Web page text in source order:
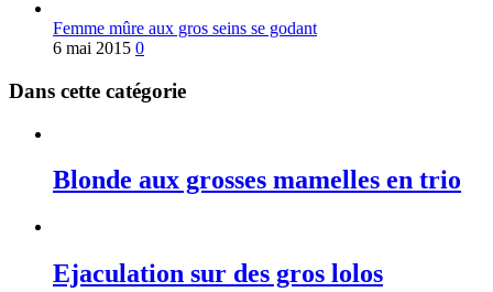
Femme mûre aux gros seins se godant
6 mai 2015 0
Dans cette catégorie
Blonde aux grosses mamelles en trio
Ejaculation sur des gros lolos